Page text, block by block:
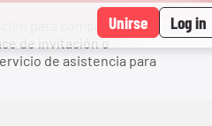
Unirse Log in
para completar la
de invitación o
de asistencia para